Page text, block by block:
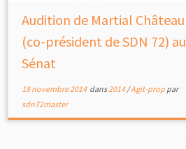
Audition de Martial Château
(co-président de SDN 72) au
Sénat
18 novembre 2014dans2014/Agit-prop par
sdn72master